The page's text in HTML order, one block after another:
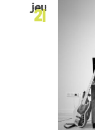
jeu
21